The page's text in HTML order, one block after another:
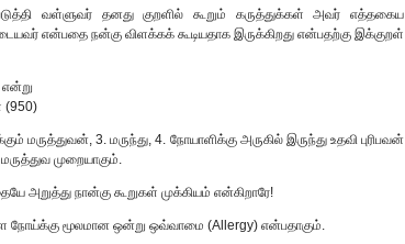
வள்ளுவர் தனது குறளில் கூறும் கருத்துக்கள் அவர் எத்தகைய
என்பதை நன்கு விளக்கக் கூடியதாக இருக்கிறது என்பதற்கு இக்குறள்
3. மருந்து, 4. நோயாளிக்கு அருகில் இருந்து உதவி புரிபவன்
முறையாகும்.
அறுத்து நான்கு கூறுகள் முக்கியம் என்கிறாரே!
நோய்க்கு மூலமான ஒன்று ஒவ்வாமை (Allergy) என்பதாகும்.